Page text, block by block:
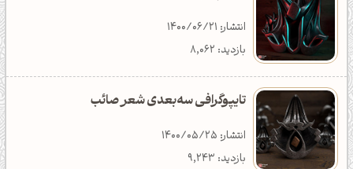
انتشار: 1400/06/21
بازدید: 8,062
تایپوگرافی سه‌بعدی شعر صائب
انتشار: 1400/05/25
بازدید: 9,243